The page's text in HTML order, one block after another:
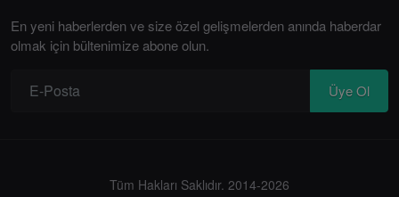
En yeni haberlerden ve size özel gelişmelerden anında haberdar
olmak için bültenimize abone olun.
Üye Ol
Tüm Hakları Saklıdır. 2014-2026